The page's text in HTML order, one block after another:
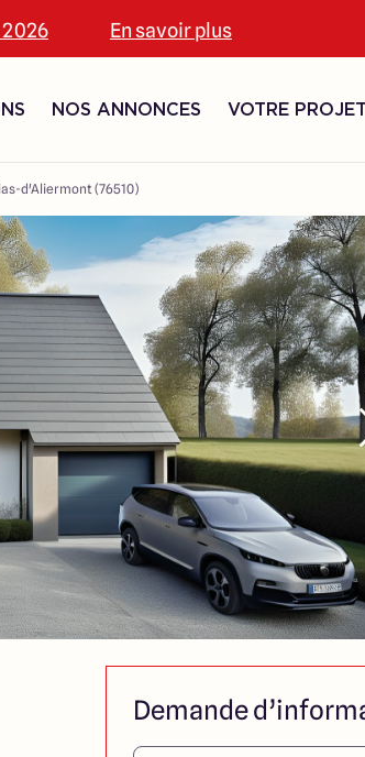
En savoir plus
NOS ANNONCES VOTRE PROJET
d'Aliermont (76510)
Demande